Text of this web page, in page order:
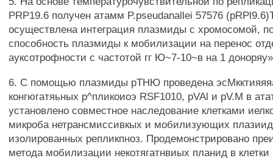
PRP19.6 получен атамм P.pseudanallei 57576
осуществлена интеграция плазмиды с хромосомой,
способность плазмиды к мобилизации на перенос
ауксотрофности с частотой гг Ю~7-10~в на 1 доноряу»
6. С помощью плазмиды рТНЮ проведена
конгюгатяьных р^пликоиоэ RSF1010, pVAl и pV.M в
установлено совместное наследование клетками
микроба нетрансмиссивкых и мобилизующих
изолированных репликпноз. Продемонстрировано
метода мобилизации некотягатнвиых планид в